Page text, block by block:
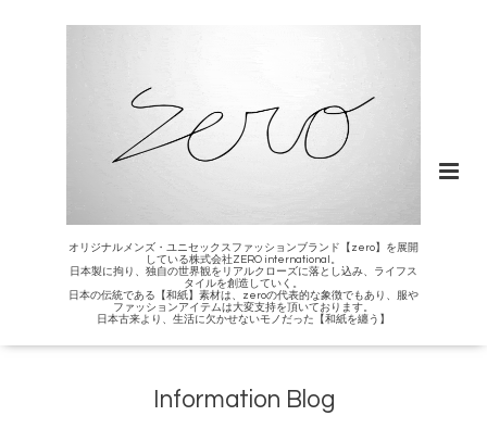
オリジナルメンズ・ユニセックスファッションブランド【zero】を展開
している株式会社ZERO international。
日本製に拘り、独自の世界観をリアルクローズに落とし込み、ライフス
タイルを創造していく。
日本の伝統である【和紙】素材は、zeroの代表的な象徴でもあり、服や
ファッションアイテムは大変支持を頂いております。
日本古来より、生活に欠かせないモノだった【和紙を纏う】
Information Blog